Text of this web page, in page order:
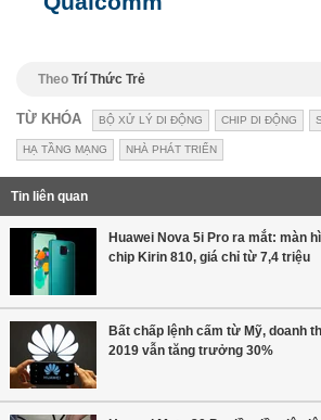
Theo Trí Thức Trẻ
TỪ KHÓA BỘ XỬ LÝ DI ĐỘNG CHIP DI ĐỘNG
HẠ TẦNG MẠNG NHÀ PHÁT TRIỂN
Tin liên quan
Huawei Nova 5i Pro ra mắt: màn
chip Kirin 810, giá chỉ từ 7,4 triệu
Bất chấp lệnh cấm từ Mỹ, doanh
2019 vẫn tăng trưởng 30%